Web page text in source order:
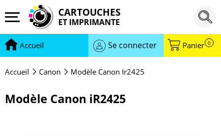
CARTOUCHES
ET IMPRIMANTE
Accueil Se connecter Panier 0
Accueil Canon Modèle Canon Ir2425
Modèle Canon iR2425